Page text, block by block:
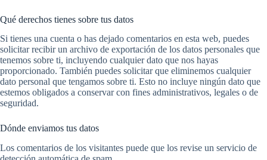
Qué derechos tienes sobre tus datos
Si tienes una cuenta o has dejado comentarios en esta web, puedes
solicitar recibir un archivo de exportación de los datos personales que
tenemos sobre ti, incluyendo cualquier dato que nos hayas
proporcionado. También puedes solicitar que eliminemos cualquier
dato personal que tengamos sobre ti. Esto no incluye ningún dato que
estemos obligados a conservar con fines administrativos, legales o de
seguridad.
Dónde enviamos tus datos
Los comentarios de los visitantes puede que los revise un servicio de